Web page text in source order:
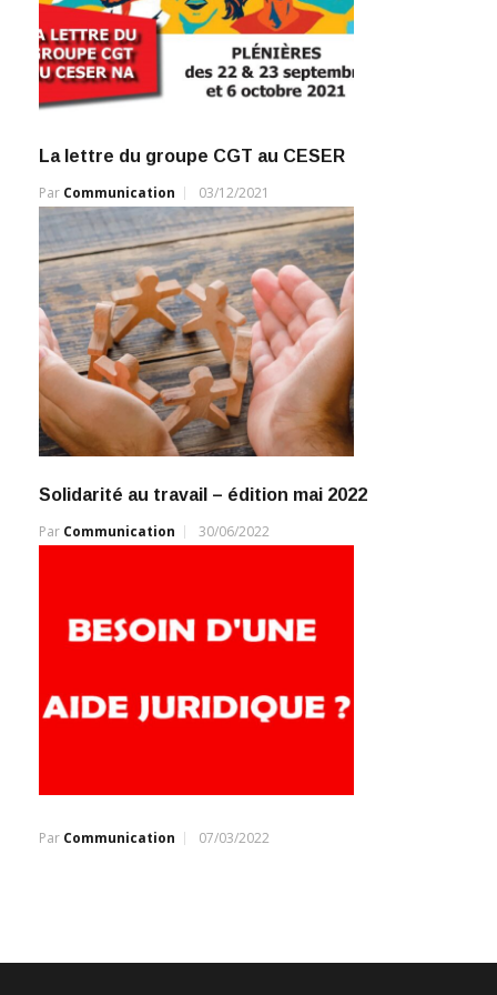
La lettre du groupe CGT au CESER
Par Communication 03/12/2021
Solidarité au travail – édition mai 2022
Par Communication 30/06/2022
Par Communication 07/03/2022